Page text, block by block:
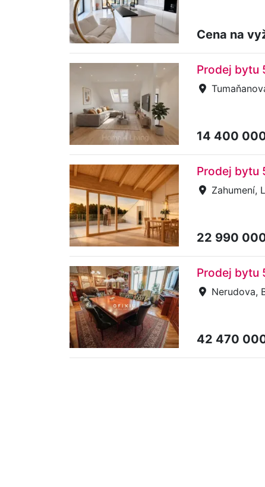
Cena na
Prodej bytu
14 400
Prodej bytu
Zahumení,
22 990
Prodej bytu
Nerudova,
42 470